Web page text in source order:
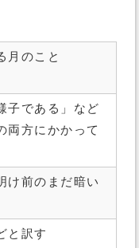
月のこと
子である」など
両方にかかって
け前のまだ暗い
と訳す